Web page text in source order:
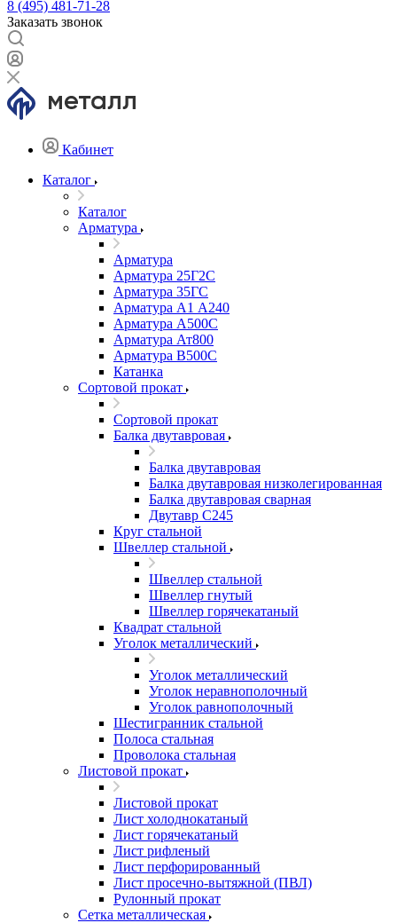
8 (495) 481-71-28
Заказать звонок
Кабинет
Каталог
Каталог
Арматура
Арматура
Арматура 25Г2С
Арматура 35ГС
Арматура А1 А240
Арматура А500С
Арматура Ат800
Арматура В500С
Катанка
Сортовой прокат
Сортовой прокат
Балка двутавровая
Балка двутавровая
Балка двутавровая низколегированная
Балка двутавровая сварная
Двутавр С245
Круг стальной
Швеллер стальной
Швеллер стальной
Швеллер гнутый
Швеллер горячекатаный
Квадрат стальной
Уголок металлический
Уголок металлический
Уголок неравнополочный
Уголок равнополочный
Шестигранник стальной
Полоса стальная
Проволока стальная
Листовой прокат
Листовой прокат
Лист холоднокатаный
Лист горячекатаный
Лист рифленый
Лист перфорированный
Лист просечно-вытяжной (ПВЛ)
Рулонный прокат
Сетка металлическая